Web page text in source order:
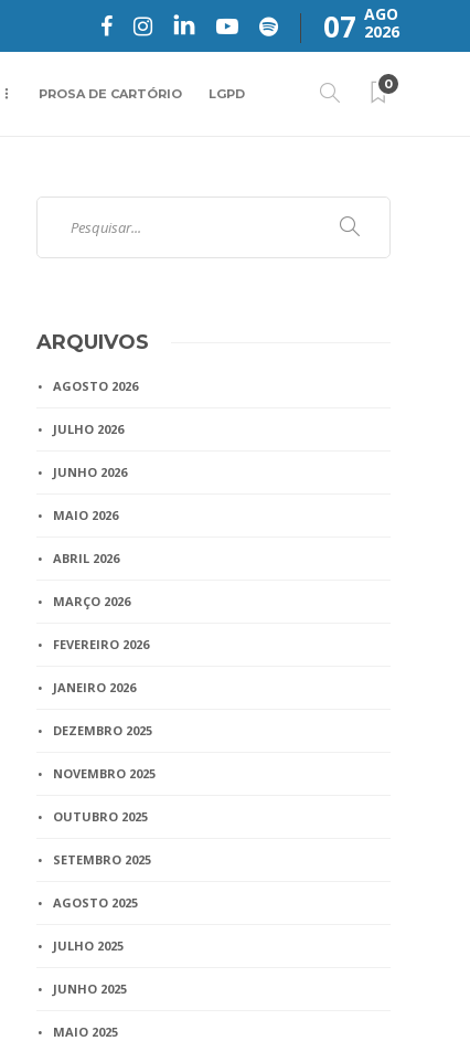
07 AGO
2026
PROSA DE CARTÓRIO LGPD
0
ARQUIVOS
AGOSTO 2026
JULHO 2026
JUNHO 2026
MAIO 2026
ABRIL 2026
MARÇO 2026
FEVEREIRO 2026
JANEIRO 2026
DEZEMBRO 2025
NOVEMBRO 2025
OUTUBRO 2025
SETEMBRO 2025
AGOSTO 2025
JULHO 2025
JUNHO 2025
MAIO 2025